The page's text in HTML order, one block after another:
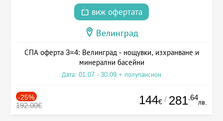
виж офертата
Велинград
СПА оферта 3=4: Велинград - нощувки, изхранване и
минерални басейни
Дата: 01.07 - 30.09 + полупансион
-25%
192.00€ 144€ / 281.64
лв.